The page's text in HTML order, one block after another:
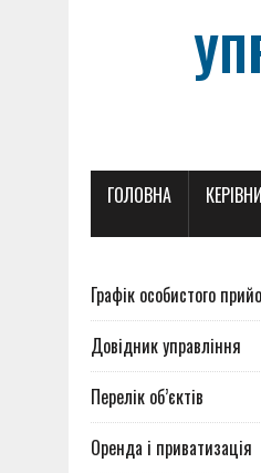
ГОЛОВНА
Графік особистого
Довідник управління
Перелік об’єктів
Оренда і приватизація